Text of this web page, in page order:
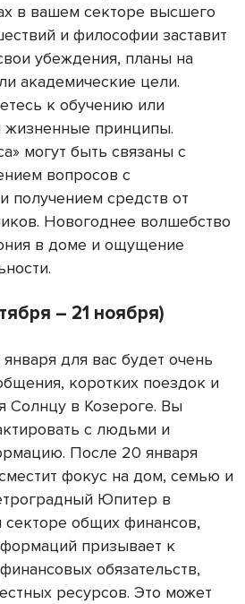
в вашем секторе высшего
и философии заставит
убеждения, планы на
академические цели.
к обучению или
жизненные принципы.
могут быть связаны с
вопросов с
получением средств от
Новогоднее волшебство
в доме и ощущение
– 21 ноября)
для вас будет очень
коротких поездок и
Солнцу в Козероге. Вы
с людьми и
После 20 января
фокус на дом, семью и
Юпитер в
общих финансов,
призывает к
обязательств,
ресурсов. Это может